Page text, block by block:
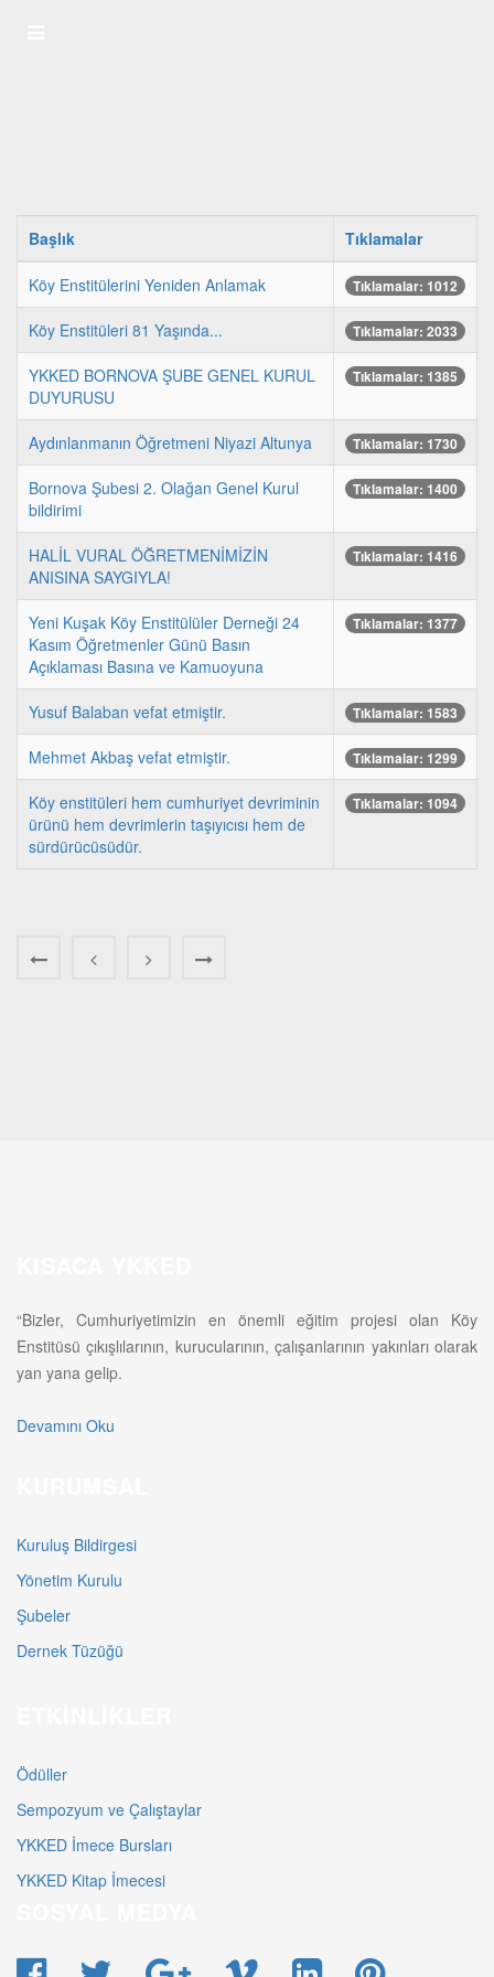
Başlık Tıklamalar
Köy Enstitülerini Yeniden Anlamak Tıklamalar: 1012
Köy Enstitüleri 81 Yaşında... Tıklamalar: 2033
YKKED BORNOVA ŞUBE GENEL KURUL
DUYURUSU
Tıklamalar: 1385
Aydınlanmanın Öğretmeni Niyazi Altunya Tıklamalar: 1730
Bornova Şubesi 2. Olağan Genel Kurul
bildirimi
Tıklamalar: 1400
HALİL VURAL ÖĞRETMENİMİZİN
ANISINA SAYGIYLA!
Tıklamalar: 1416
Yeni Kuşak Köy Enstitülüler Derneği 24
Kasım Öğretmenler Günü Basın
Açıklaması Basına ve Kamuoyuna
Tıklamalar: 1377
Yusuf Balaban vefat etmiştir. Tıklamalar: 1583
Mehmet Akbaş vefat etmiştir. Tıklamalar: 1299
Köy enstitüleri hem cumhuriyet devriminin
ürünü hem devrimlerin taşıyıcısı hem de
sürdürücüsüdür.
Tıklamalar: 1094
“Bizler, Cumhuriyetimizin en önemli eğitim projesi olan Köy
Enstitüsü çıkışlılarının, kurucularının, çalışanlarının yakınları olarak
yan yana gelip.
Devamını Oku
Kuruluş Bildirgesi
Yönetim Kurulu
Şubeler
Dernek Tüzüğü
Ödüller
Sempozyum ve Çalıştaylar
YKKED İmece Bursları
YKKED Kitap İmecesi